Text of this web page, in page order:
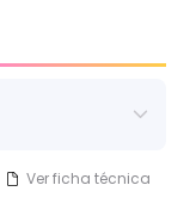
Ver ficha técnica